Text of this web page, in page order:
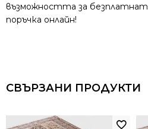
възможността за
поръчка онлайн!
СВЪРЗАНИ ПРОДУКТИ